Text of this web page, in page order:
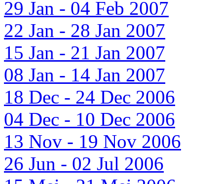
29 Jan - 04 Feb 2007
22 Jan - 28 Jan 2007
15 Jan - 21 Jan 2007
08 Jan - 14 Jan 2007
18 Dec - 24 Dec 2006
04 Dec - 10 Dec 2006
13 Nov - 19 Nov 2006
26 Jun - 02 Jul 2006